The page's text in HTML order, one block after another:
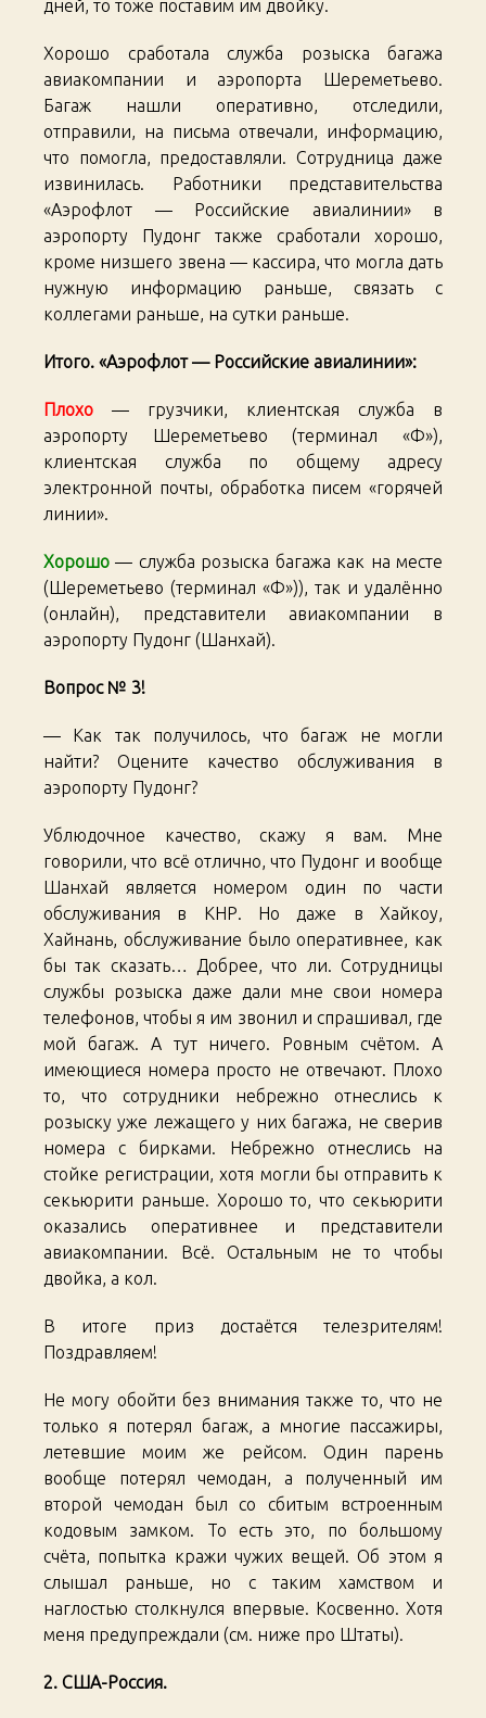
дней, то тоже поставим им двойку.
Хорошо сработала служба розыска багажа
авиакомпании и аэропорта Шереметьево.
Багаж нашли оперативно, отследили,
отправили, на письма отвечали, информацию,
что помогла, предоставляли. Сотрудница даже
извинилась. Работники представительства
«Аэрофлот — Российские авиалинии» в
аэропорту Пудонг также сработали хорошо,
кроме низшего звена — кассира, что могла дать
нужную информацию раньше, связать с
коллегами раньше, на сутки раньше.
Итого. «Аэрофлот — Российские авиалинии»:
Плохо — грузчики, клиентская служба в
аэропорту Шереметьево (терминал «Ф»),
клиентская служба по общему адресу
электронной почты, обработка писем «горячей
линии».
Хорошо — служба розыска багажа как на месте
(Шереметьево (терминал «Ф»)), так и удалённо
(онлайн), представители авиакомпании в
аэропорту Пудонг (Шанхай).
Вопрос № 3!
— Как так получилось, что багаж не могли
найти? Оцените качество обслуживания в
аэропорту Пудонг?
Ублюдочное качество, скажу я вам. Мне
говорили, что всё отлично, что Пудонг и вообще
Шанхай является номером один по части
обслуживания в КНР. Но даже в Хайкоу,
Хайнань, обслуживание было оперативнее, как
бы так сказать… Добрее, что ли. Сотрудницы
службы розыска даже дали мне свои номера
телефонов, чтобы я им звонил и спрашивал, где
мой багаж. А тут ничего. Ровным счётом. А
имеющиеся номера просто не отвечают. Плохо
то, что сотрудники небрежно отнеслись к
розыску уже лежащего у них багажа, не сверив
номера с бирками. Небрежно отнеслись на
стойке регистрации, хотя могли бы отправить к
секьюрити раньше. Хорошо то, что секьюрити
оказались оперативнее и представители
авиакомпании. Всё. Остальным не то чтобы
двойка, а кол.
В итоге приз достаётся телезрителям!
Поздравляем!
Не могу обойти без внимания также то, что не
только я потерял багаж, а многие пассажиры,
летевшие моим же рейсом. Один парень
вообще потерял чемодан, а полученный им
второй чемодан был со сбитым встроенным
кодовым замком. То есть это, по большому
счёта, попытка кражи чужих вещей. Об этом я
слышал раньше, но с таким хамством и
наглостью столкнулся впервые. Косвенно. Хотя
меня предупреждали (см. ниже про Штаты).
2. США-Россия.